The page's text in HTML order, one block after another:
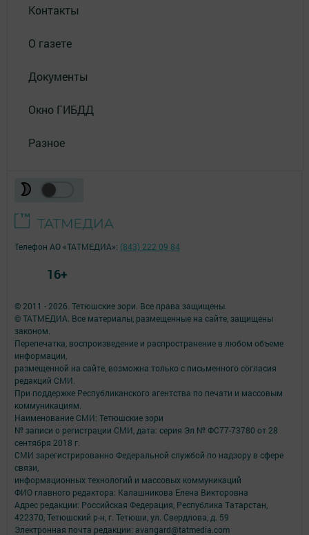
Контакты
О газете
Документы
Окно ГИБДД
Разное
© 2011 - 2026. Тетюшские зори. Все права защищены.
© ТАТМЕДИА. Все материалы, размещенные на сайте, защищены
законом.
Перепечатка, воспроизведение и распространение в любом объеме
информации,
размещенной на сайте, возможна только с письменного согласия
редакций СМИ.
При поддержке Республиканского агентства по печати и массовым
коммуникациям.
Наименование СМИ: Тетюшские зори
№ записи о регистрации СМИ, дата: серия Эл № ФС77-73780 от 28
сентября 2018 г.
СМИ зарегистрированно Федеральной службой по надзору в сфере
связи,
информационных технологий и массовых коммуникаций
ФИО главного редактора: Калашникова Елена Викторовна
Адрес редакции: Российская Федерация, Республика Татарстан,
422370, Тетюшский р-н, г. Тетюши, ул. Свердлова, д. 59
Электронная почта редакции: avangard@tatmedia.com
Телефон АО «ТАТМЕДИА»: (843) 222 09 84
16+